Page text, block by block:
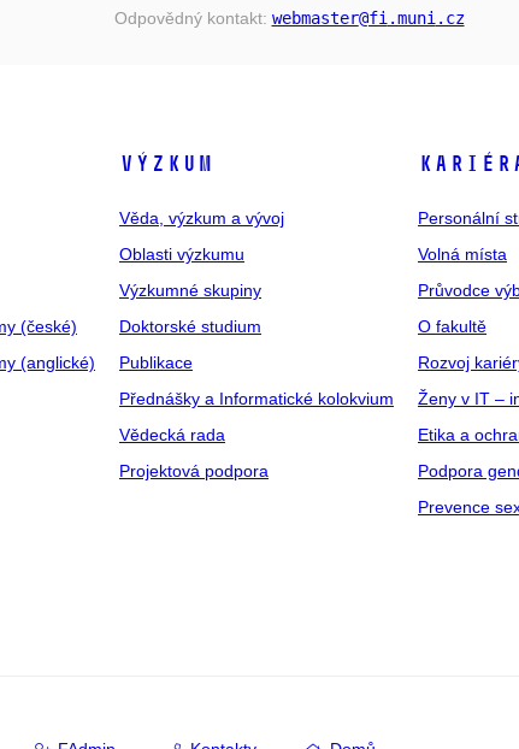
Odpovědný kontakt: webmaster@fi .muni .cz
(české)
(anglické)
VÝZKUM
Věda, výzkum a vývoj
Oblasti výzkumu
Výzkumné skupiny
Doktorské studium
Publikace
Přednášky a Informatické kolokvium
Vědecká rada
Projektová podpora
Personální
Volná místa
Průvodce
O fakultě
Rozvoj
Ženy v IT –
Etika a
Podpora
Prevence